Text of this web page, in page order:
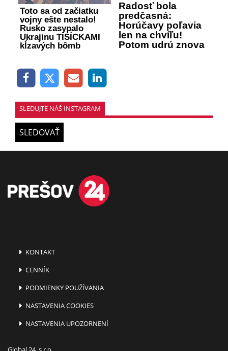
Toto sa od začiatku
vojny ešte nestalo!
Rusko zasypalo
Ukrajinu TISÍCKAMI
kĺzavých bômb
Radosť bola
predčasná:
Horúčavy poľavia
len na chvíľu!
Potom udrú znova
SLEDUJTE NÁŠ INSTAGRAM
SLEDOVAŤ
KONTAKT
CENNÍK
PODMIENKY POUŽÍVANIA
NASTAVENIA COOKIES
NASTAVENIA UPOZORNENÍ